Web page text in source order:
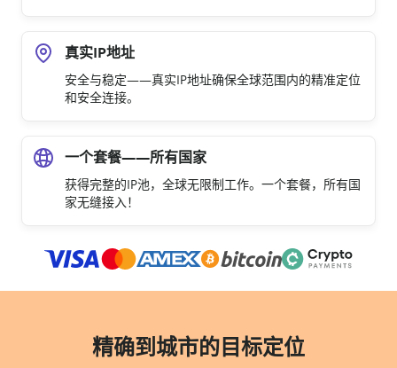
真实IP地址
安全与稳定——真实IP地址确保全球范围内的精准定位
和安全连接。
一个套餐——所有国家
获得完整的IP池，全球无限制工作。一个套餐，所有国
家无缝接入！
精确到城市的目标定位